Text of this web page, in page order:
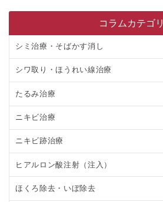
コラムカテゴリ
シミ治療・そばかす消し
シワ取り・ほうれい線治療
たるみ治療
ニキビ治療
ニキビ跡治療
ヒアルロン酸注射（注入）
ほくろ除去・いぼ除去